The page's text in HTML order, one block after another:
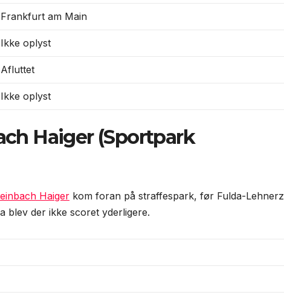
Frankfurt am Main
Ikke oplyst
Afluttet
Ikke oplyst
Haiger (Sportpark
Haiger kom foran på straffespark, før Fulda-Lehnerz
blev der ikke scoret yderligere.